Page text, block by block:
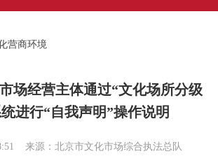
营商环境
场经营主体通过“文化场所分级
进行“自我声明”操作说明
来源：北京市文化市场综合执法总队